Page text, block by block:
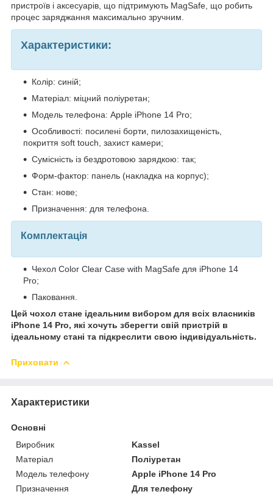
пристроїв і аксесуарів, що підтримують MagSafe, що робить
процес заряджання максимально зручним.
Характеристики:
Колір: синій;
Матеріал: міцний поліуретан;
Модель телефона: Apple iPhone 14 Pro;
Особливості: посилені борти, пилозахищеність,
покриття soft touch, захист камери;
Сумісність із бездротовою зарядкою: так;
Форм-фактор: панель (накладка на корпус);
Стан: нове;
Призначення: для телефона.
Комплектація
Чехол Color Clear Case with MagSafe для iPhone 14
Pro;
Паковання.
Цей чохол стане ідеальним вибором для всіх власників
iPhone 14 Pro, які хочуть зберегти свій пристрій в
ідеальному стані та підкреслити свою індивідуальність.
Приховати
Характеристики
Основні
Виробник
Kassel
Матеріал
Поліуретан
Модель телефону
Apple iPhone 14 Pro
Призначення
Для телефону